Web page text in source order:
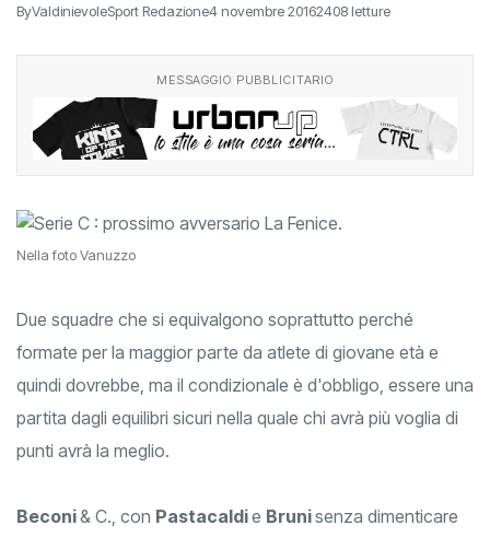
ByValdinievoleSport Redazione4 novembre 20162408 letture
MESSAGGIO PUBBLICITARIO
Nella foto Vanuzzo
Due squadre che si equivalgono soprattutto perché
formate per la maggior parte da atlete di giovane età e
quindi dovrebbe, ma il condizionale è d'obbligo, essere una
partita dagli equilibri sicuri nella quale chi avrà più voglia di
punti avrà la meglio.
Beconi& C., con Pastacaldie Brunisenza dimenticare